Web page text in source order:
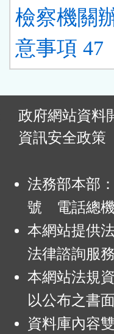
檢察機關
意事項 47
政府網站資料
資訊安全政策
法務部本部
號 電話總機
本網站提供
法律諮詢服務
本網站法規
以公布之書
資料庫內容